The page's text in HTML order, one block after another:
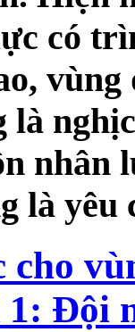
có
là
nhân
là yêu
cho
Đội